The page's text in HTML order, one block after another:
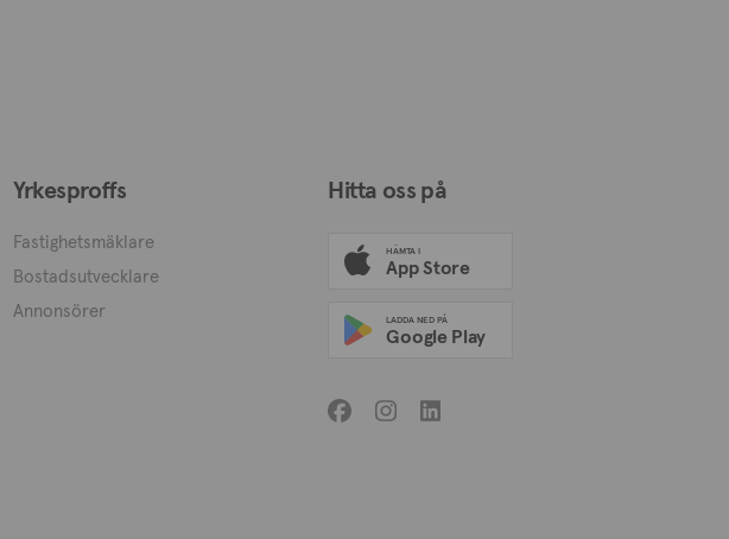
Yrkesproffs
Fastighetsmäklare
Bostadsutvecklare
Annonsörer
Hitta oss på
HÄMTA I
App Store
LADDA NED PÅ
Google Play